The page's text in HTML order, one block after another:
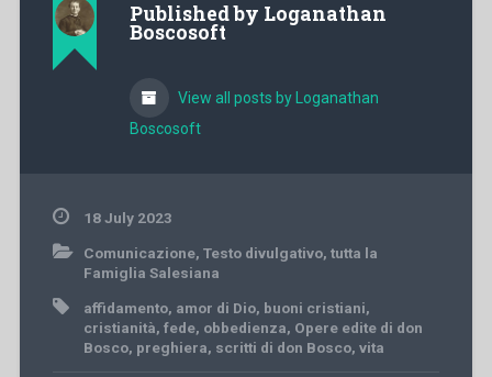
Published by Loganathan
Boscosoft
View all posts by Loganathan
Boscosoft
18 July 2023
Comunicazione, Testo divulgativo, tutta la
Famiglia Salesiana
affidamento, amor di Dio, buoni cristiani,
cristianità, fede, obbedienza, Opere edite di don
Bosco, preghiera, scritti di don Bosco, vita